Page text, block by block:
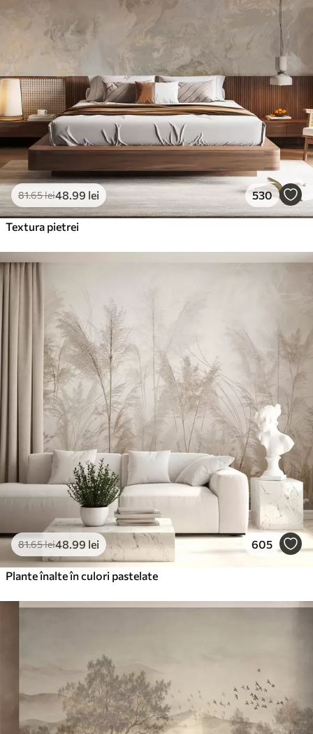
81.65lei48.99 lei 530
Textura pietrei
81.65lei48.99 lei 605
Plante înalte în culori pastelate